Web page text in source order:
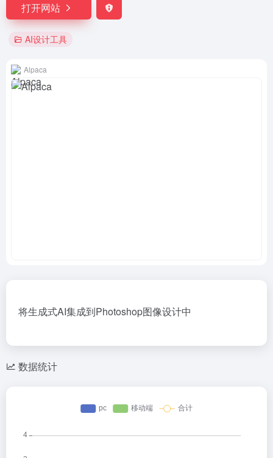
打开网站
AI设计工具
Alpaca
将生成式AI集成到Photoshop图像设计中
数据统计